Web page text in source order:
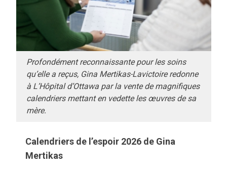
Profondément reconnaissante pour les soins
qu’elle a reçus, Gina Mertikas-Lavictoire redonne
à L’Hôpital d’Ottawa par la vente de magnifiques
calendriers mettant en vedette les œuvres de sa
mère.
Calendriers de l’espoir 2026 de Gina
Mertikas